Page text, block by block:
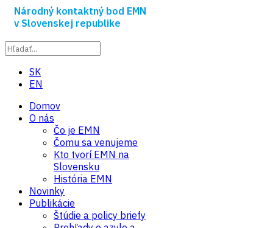
Národný kontaktný bod EMN
v Slovenskej republike
SK
EN
Domov
O nás
Čo je EMN
Čomu sa venujeme
Kto tvorí EMN na
Slovensku
História EMN
Novinky
Publikácie
Štúdie a policy briefy